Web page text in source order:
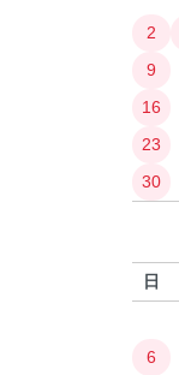
2
9
16
23
30
日
6